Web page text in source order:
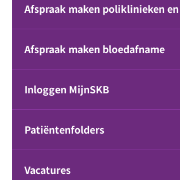
Afspraak maken poliklinieken
Afspraak maken bloedafname
Inloggen MijnSKB
Patiëntenfolders
Vacatures